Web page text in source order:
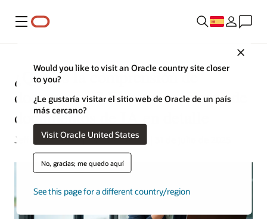
Menú
Would you like to visit an Oracle country site closer
to you?
¿Le gustaría visitar el sitio web de Oracle de un país
más cercano?
Visit Oracle United States
No, gracias; me quedo aquí
See this page for a different country/region
¿Qué es la comprensión de
documentos? El procesamiento de
documentos de IA en detalle
Jeffrey Erickson | Escritor sénior | 31 de julio de 2025